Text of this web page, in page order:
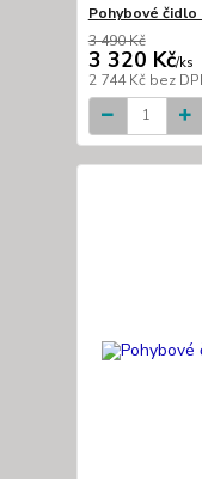
Pohybové
3 490 Kč
3 320 Kč/ks
2 744 Kč bez